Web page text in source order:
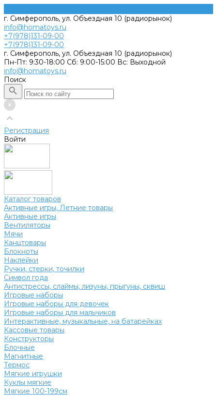
г. Симферополь, ул. Объездная 10 (радиорынок)
info@homatoys.ru
+7(978)131-09-00
+7(978)131-09-00
г. Симферополь, ул. Объездная 10 (радиорынок)
Пн-Пт: 9:30-18:00 Cб: 9:00-15:00 Вс: Выходной
info@homatoys.ru
Поиск
Регистрация
Войти
Каталог товаров
Активные игры, Летние товары
Активные игры
Вентиляторы
Мячи
Канцтовары
Блокноты
Наклейки
Ручки, стерки, точилки
Символ года
Антистрессы, слаймы, лизуны, прыгуны, сквиш
Игровые наборы
Игровые наборы для девочек
Игровые наборы для мальчиков
Интерактивные, музыкальные, на батарейках
Кассовые товары
Конструкторы
Блочные
Магнитные
Термос
Мягкие игрушки
Куклы мягкие
Мягкие 100-199см